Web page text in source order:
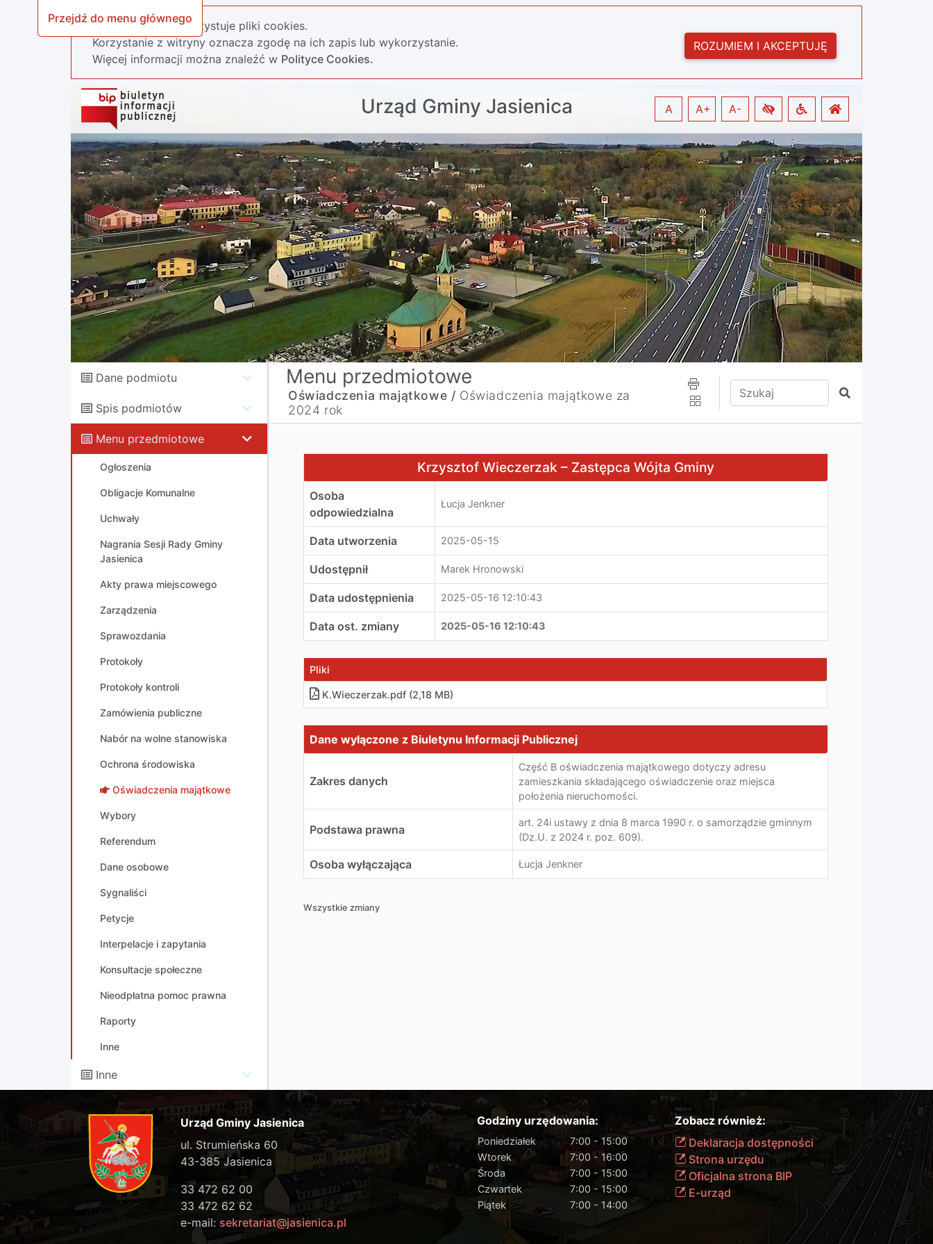
Przejdź do menu głównego
Nasza strona wykorzystuje pliki cookies.
Korzystanie z witryny oznacza zgodę na ich zapis lub wykorzystanie.
Więcej informacji można znaleźć w Polityce Cookies.
ROZUMIEM I AKCEPTUJĘ
Urząd Gminy Jasienica A A+ A-
Dane podmiotu
Spis podmiotów
Menu przedmiotowe
Ogłoszenia
Obligacje Komunalne
Uchwały
Nagrania Sesji Rady Gminy
Jasienica
Akty prawa miejscowego
Zarządzenia
Sprawozdania
Protokoły
Protokoły kontroli
Zamówienia publiczne
Nabór na wolne stanowiska
Ochrona środowiska
Oświadczenia majątkowe
Wybory
Referendum
Dane osobowe
Sygnaliści
Petycje
Interpelacje i zapytania
Konsultacje społeczne
Nieodpłatna pomoc prawna
Raporty
Inne
Inne
Menu przedmiotowe
Oświadczenia majątkowe / Oświadczenia majątkowe za
2024 rok
Wpisz tekst do wyszukania
Szukaj
Krzysztof Wieczerzak – Zastępca Wójta Gminy
Krzysztof Wieczerzak – Zastępca Wójta Gminy
Osoba
odpowiedzialna
Łucja Jenkner
Data utworzenia 2025-05-15
Udostępnił Marek Hronowski
Data udostępnienia 2025-05-16 12:10:43
Data ost. zmiany 2025-05-16 12:10:43
Pliki
K.Wieczerzak.pdf (2,18 MB)
Dane wyłączone z Biuletynu Informacji Publicznej
Dane wyłączone z Biuletynu Informacji Publicznej
Zakres danych
Część B oświadczenia majątkowego dotyczy adresu
zamieszkania składającego oświadczenie oraz miejsca
położenia nieruchomości.
Podstawa prawna
art. 24i ustawy z dnia 8 marca 1990 r. o samorządzie gminnym
(Dz.U. z 2024 r. poz. 609).
Osoba wyłączająca Łucja Jenkner
Wszystkie zmiany
Urząd Gminy Jasienica
ul. Strumieńska 60
43-385 Jasienica
33 472 62 00
33 472 62 62
e-mail: sekretariat@jasienica.pl
Godziny urzędowania:
Poniedziałek
7:00 - 15:00
Wtorek
7:00 - 16:00
Środa
7:00 - 15:00
Czwartek
7:00 - 15:00
Piątek
7:00 - 14:00
Zobacz również:
Deklaracja dostępności
Strona urzędu
Oficjalna strona BIP
E-urząd